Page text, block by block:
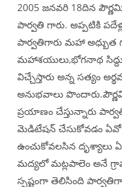
2005 జనవరి 18దిన
పార్వతి గారు. అప్పటికి
పార్వతిగారు మహా
మహాశయులు,భోగనాథ
విచ్చేస్తారు అన్న సత్యం
అనుభవాలు
ప్రయాణం చేస్తున్నారు
మెడిటేషన్ చేసుకోవడం ఏవో
ఉంచుకోవలసిన
మద్యలో మట్లపాలెం అనే
స్పష్టంగా తెలిసింది